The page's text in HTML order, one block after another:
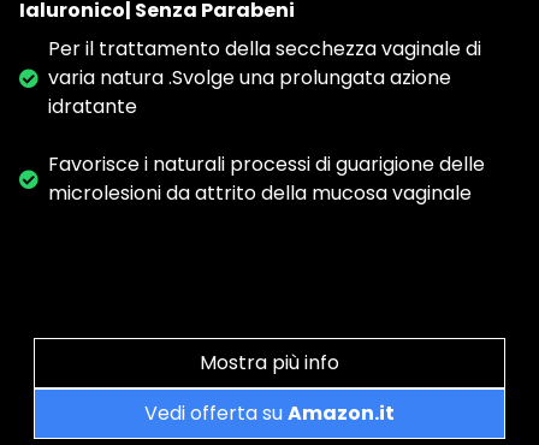
Ialuronico| Senza Parabeni
Per il trattamento della secchezza vaginale di
varia natura .Svolge una prolungata azione
idratante
Favorisce i naturali processi di guarigione delle
microlesioni da attrito della mucosa vaginale
Mostra più info
Vedi offerta suAmazon.it